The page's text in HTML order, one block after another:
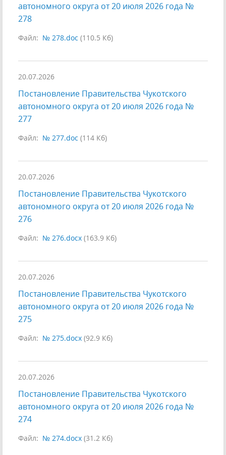
автономного округа от 20 июля 2026 года №
278
Файл: № 278.doc (110.5 Кб)
20.07.2026
Постановление Правительства Чукотского
автономного округа от 20 июля 2026 года №
277
Файл: № 277.doc (114 Кб)
20.07.2026
Постановление Правительства Чукотского
автономного округа от 20 июля 2026 года №
276
Файл: № 276.docx (163.9 Кб)
20.07.2026
Постановление Правительства Чукотского
автономного округа от 20 июля 2026 года №
275
Файл: № 275.docx (92.9 Кб)
20.07.2026
Постановление Правительства Чукотского
автономного округа от 20 июля 2026 года №
274
Файл: № 274.docx (31.2 Кб)